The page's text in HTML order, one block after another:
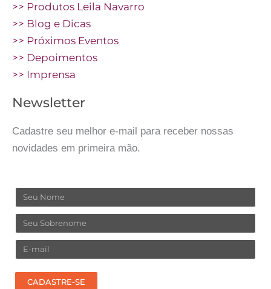
>> Produtos Leila Navarro
>> Blog e Dicas
>> Próximos Eventos
>> Depoimentos
>> Imprensa
Newsletter
Cadastre seu melhor e-mail para receber nossas
novidades em primeira mão.
Nome
Sobrenome
Email
CADASTRE-SE